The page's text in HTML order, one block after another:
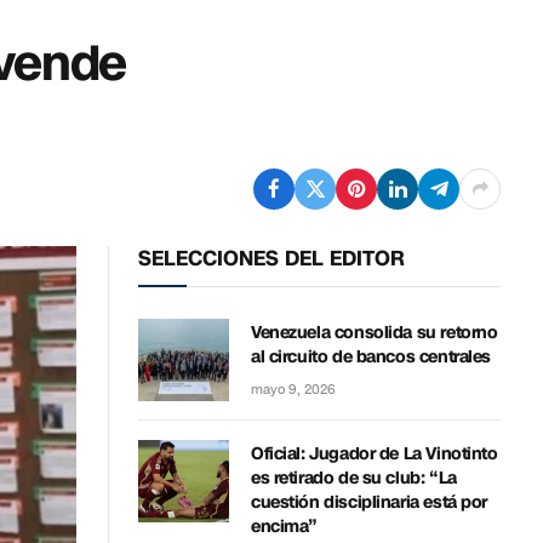
SELECCIONES DEL EDITOR
Venezuela consolida su retorno
al circuito de bancos centrales
mayo 9, 2026
Oficial: Jugador de La Vinotinto
es retirado de su club: “La
cuestión disciplinaria está por
encima”